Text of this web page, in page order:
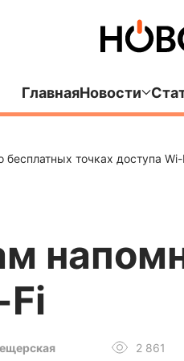
ГлавнаяНовости
точках доступа Wi-
2 861